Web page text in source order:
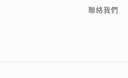
聯絡我們